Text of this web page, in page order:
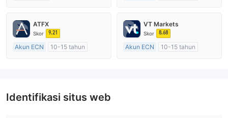
Market Maker (MM)
Lisensi Penuh MT4
Market Maker (MM)
Lisensi Penuh MT4
ATFX
Skor 9.21
Akun ECN
10-15 tahun
VT Markets
Skor 8.68
Akun ECN
10-15 tahun
Identifikasi situs web